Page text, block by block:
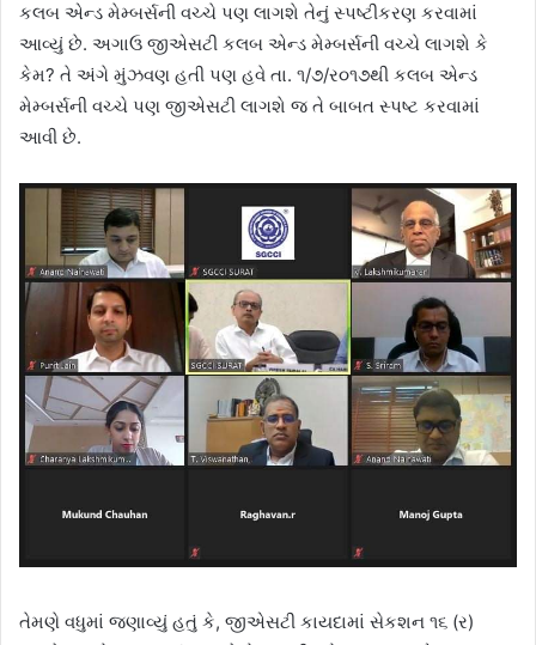
કલબ એન્ડ મેમ્બર્સની વચ્ચે પણ લાગશે તેનું સ્પષ્ટીકરણ કરવામાં
આવ્યું છે. અગાઉ જીએસટી કલબ એન્ડ મેમ્બર્સની વચ્ચે લાગશે કે
કેમ? તે અંગે મુંઝવણ હતી પણ હવે તા. ૧/૭/ર૦૧૭થી કલબ એન્ડ
મેમ્બર્સની વચ્ચે પણ જીએસટી લાગશે જ તે બાબત સ્પષ્ટ કરવામાં
આવી છે.
તેમણે વધુમાં જણાવ્યું હતું કે, જીએસટી કાયદામાં સેકશન ૧૬ (ર)